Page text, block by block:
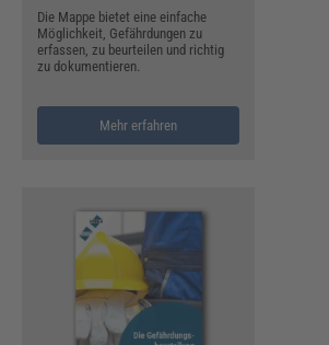
Die Mappe bietet eine einfache
Möglichkeit, Gefährdungen zu
erfassen, zu beurteilen und richtig
zu dokumentieren.
Mehr erfahren